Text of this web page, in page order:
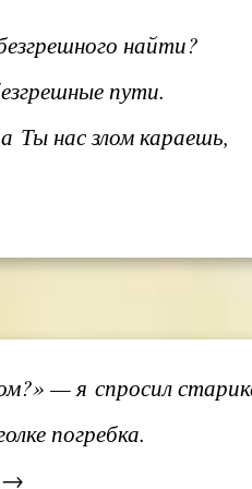
найти?
пути.
Ты нас злом караешь,
— я спросил
погребка.
→